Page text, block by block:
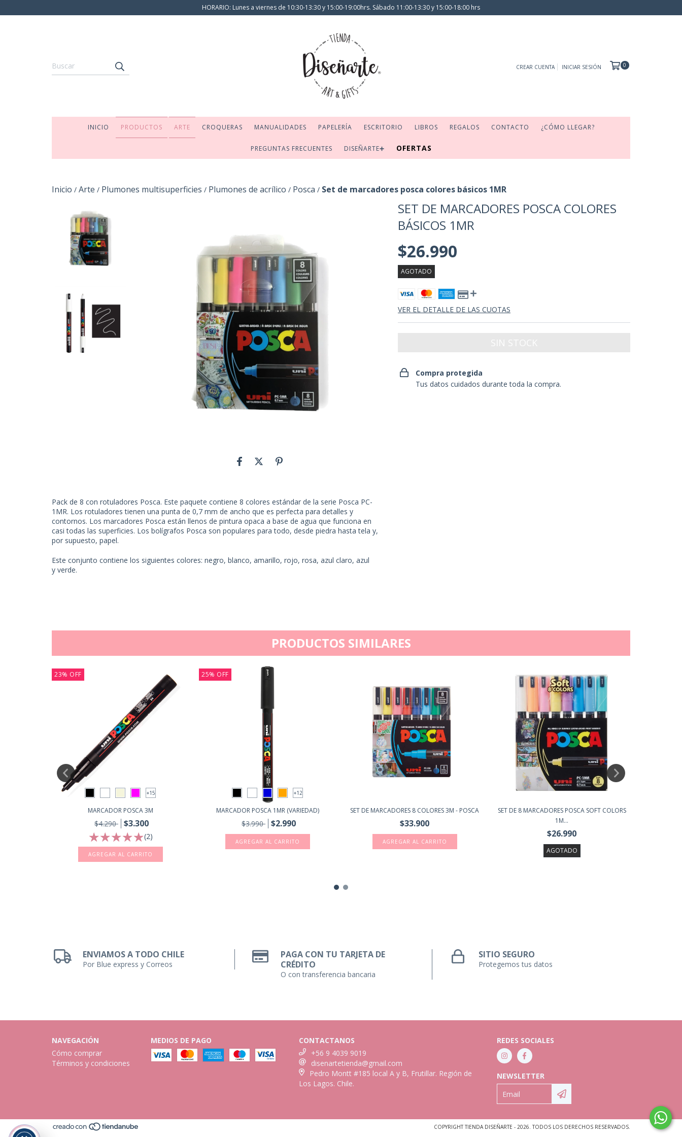
HORARIO: Lunes a viernes de 10:30-13:30 y 15:00-19:00hrs. Sábado 11:00-13:30 y 15:00-18:00 hrs
CREAR CUENTA INICIAR SESIÓN 0
INICIO PRODUCTOS ARTE CROQUERAS MANUALIDADES PAPELERÍA ESCRITORIO LIBROS REGALOS CONTACTO ¿CÓMO LLEGAR?
PREGUNTAS FRECUENTES DISEÑARTE➕ OFERTAS
Inicio / Arte / Plumones multisuperficies / Plumones de acrílico / Posca / Set de marcadores posca colores básicos 1MR
Pack de 8 con rotuladores Posca. Este paquete contiene 8 colores estándar de la serie Posca PC-
1MR. Los rotuladores tienen una punta de 0,7 mm de ancho que es perfecta para detalles y
contornos. Los marcadores Posca están llenos de pintura opaca a base de agua que funciona en
casi todas las superficies. Los bolígrafos Posca son populares para todo, desde piedra hasta tela y,
por supuesto, papel.
Este conjunto contiene los siguientes colores: negro, blanco, amarillo, rojo, rosa, azul claro, azul
y verde.
SET DE MARCADORES POSCA COLORES
BÁSICOS 1MR
$26.990
AGOTADO
VER EL DETALLE DE LAS CUOTAS
Compra protegida
Tus datos cuidados durante toda la compra.
PRODUCTOS SIMILARES
23% OFF
+15
MARCADOR POSCA 3M
$4.290 $3.300
(2)
AGREGAR AL CARRITO
25% OFF
+12
MARCADOR POSCA 1MR (VARIEDAD)
$3.990 $2.990
AGREGAR AL CARRITO
SET DE MARCADORES 8 COLORES 3M - POSCA
$33.900
SET DE 8 MARCADORES POSCA SOFT COLORS
1M...
$26.990
AGOTADO
ENVIAMOS A TODO CHILE
Por Blue express y Correos
PAGA CON TU TARJETA DE
CRÉDITO
O con transferencia bancaria
SITIO SEGURO
Protegemos tus datos
NAVEGACIÓN
Cómo comprar
Términos y condiciones
MEDIOS DE PAGO
CONTACTANOS
+56 9 4039 9019
disenartetienda@gmail.com
Pedro Montt #185 local A y B, Frutillar. Región de
Los Lagos. Chile.
REDES SOCIALES
NEWSLETTER
COPYRIGHT TIENDA DISEÑARTE - 2026. TODOS LOS DERECHOS RESERVADOS.